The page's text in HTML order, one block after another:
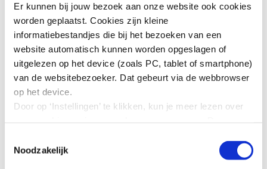
Er kunnen bij jouw bezoek aan onze website ook cookies
worden geplaatst. Cookies zijn kleine
informatiebestandjes die bij het bezoeken van een
website automatisch kunnen worden opgeslagen of
uitgelezen op het device (zoals PC, tablet of smartphone)
van de websitebezoeker. Dat gebeurt via de webbrowser
op het device.
Door op ‘Instellingen’ te klikken, kun je meer lezen over
alle cookies zoals omschreven in onze cookieverklaring
in deze cookiebanner. Door op ‘Alleen noodzakelijke
Noodzakelijk
Laatste nieuws
31-07 Pride op de werkvloer
02-07
Lhbtiqa+ inclusie vraagt om structurele inzet
en zichtbaarheid
19-05
SER Diversiteit in Bedrijf verwelkomt negen
Stuur je initiatief in voor de SER Diversiteit in
Bedrijf Award